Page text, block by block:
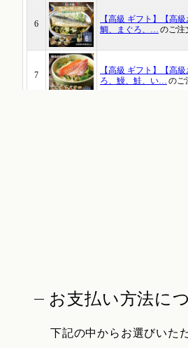
お支払い方法に
下記の中からお選びいた